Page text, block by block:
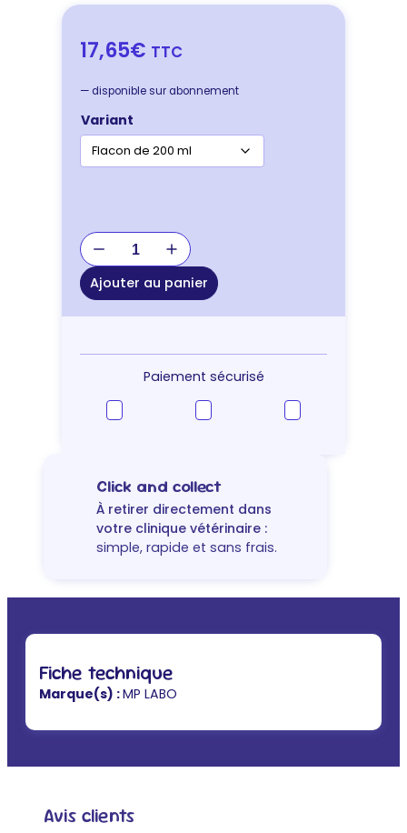
17,65€ TTC
— disponible sur abonnement
Variant
quantité
de
MP
Labo
Phytobiovet
shampoing
chien
Ajouter au panier
Paiement sécurisé
Click and collect
À retirer directement dans
votre clinique vétérinaire :
simple, rapide et sans frais.
Fiche technique
Marque(s) :MP LABO
Avis clients